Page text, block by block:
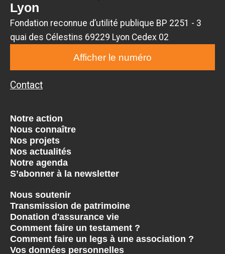
Lyon
Fondation reconnue d’utilité publique BP 2251 - 3
quai des Célestins 69229 Lyon Cedex 02
Afficher le numéro
Contact
Notre action
Nous connaître
Nos projets
Nos actualités
Notre agenda
S’abonner à la newsletter
Nous soutenir
Transmission de patrimoine
Donation d'assurance vie
Comment faire un testament ?
Comment faire un legs à une association ?
Vos données personnelles